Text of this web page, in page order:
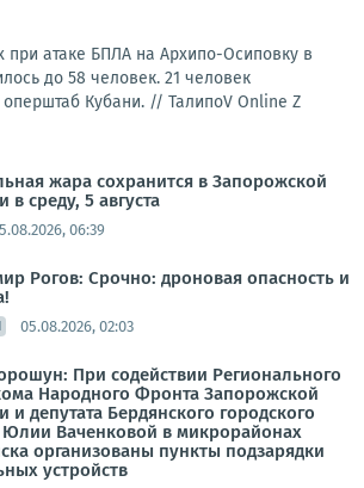
при атаке БПЛА на Архипо-Осиповку в
до 58 человек. 21 человек
оперштаб Кубани. // ТалипоV Online Z
жара сохранится в Запорожской
в среду, 5 августа
06:39
Рогов: Срочно: дроновая опасность и
05.08.2026, 02:03
При содействии Регионального
Народного Фронта Запорожской
и депутата Бердянского городского
Юлии Ваченковой в микрорайонах
организованы пункты подзарядки
устройств